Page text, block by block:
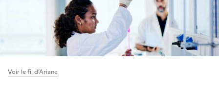
Voir le fil d’Ariane